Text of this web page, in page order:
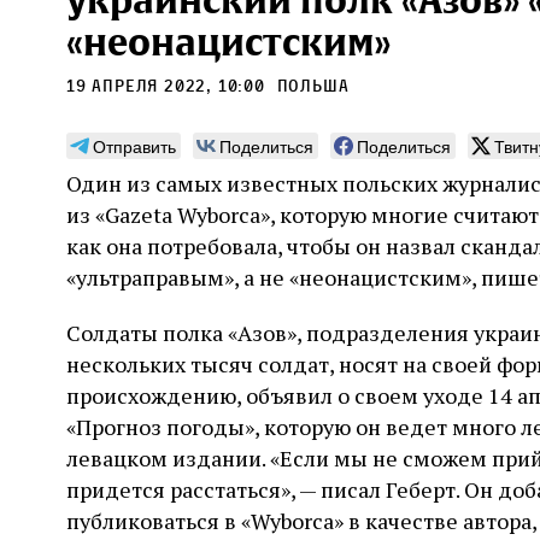
«неонацистским»
19 апреля 2022, 10:00 польша
Отправить Поделиться Поделиться
Один из самых известных польских
из «Gazeta Wyborca», которую многие
как она потребовала, чтобы он назвал
«ультраправым», а не «неонацистским»,
Солдаты полка «Азов», подразделения
нескольких тысяч солдат, носят на своей
происхождению, объявил о своем уходе 14
«Прогноз погоды», которую он ведет много
левацком издании. «Если мы не сможем
придется расстаться», — писал Геберт. Он
публиковаться в «Wyborca» ​​в качестве
Монтажник фирмы «Топф
и сыновья»
По мере того как росло количество
концентрационных лагерей и узников
становилось все больше, без кремационных
тела прямо в лагере, нацисты не только
оставались верны своему архаичному культу
смерти, но и скрывали от населения соседних
городов, сколько узников погибало каждый
2 августа Неразрезанные страницы
Фредиано Сесси. Перевод с итальянского
Ксении Тименчик
2